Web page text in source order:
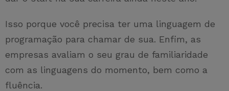
Isso porque você precisa ter uma linguagem de
programação para chamar de sua. Enfim, as
empresas avaliam o seu grau de familiaridade
com as linguagens do momento, bem como a
fluência.